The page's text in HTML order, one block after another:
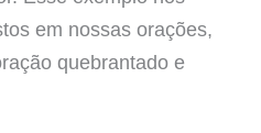
em nossas orações,
quebrantado e